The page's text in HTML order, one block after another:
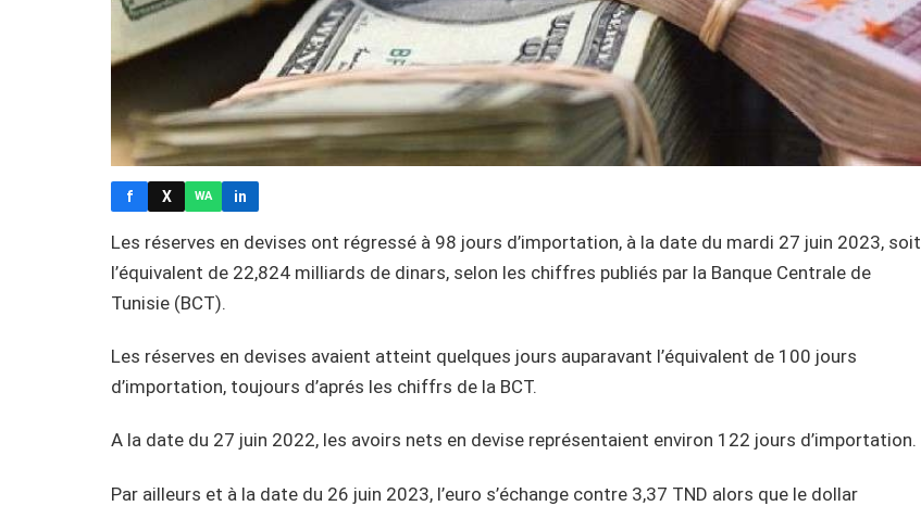
f X WA in
Les réserves en devises ont régressé à 98 jours d’importation, à la date du mardi 27 juin 2023, soit
l’équivalent de 22,824 milliards de dinars, selon les chiffres publiés par la Banque Centrale de
Tunisie (BCT).
Les réserves en devises avaient atteint quelques jours auparavant l’équivalent de 100 jours
d’importation, toujours d’aprés les chiffrs de la BCT.
A la date du 27 juin 2022, les avoirs nets en devise représentaient environ 122 jours d’importation.
Par ailleurs et à la date du 26 juin 2023, l’euro s’échange contre 3,37 TND alors que le dollar